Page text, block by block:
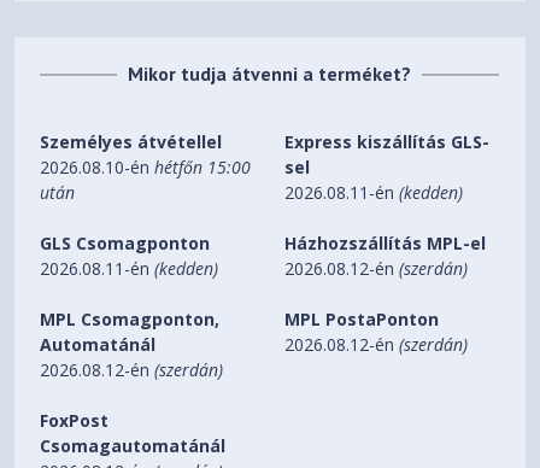
L2 és L2+ jellemzők
- Up to 8 aggregation groups,
containing 8 ports per group
- 802.1d STP
- 802.1w RSTP
- 802.1s MSTP
BPDU Filter, Root Protect
• Loopback Detection
- VLAN based
• Flow Control
Mikor tudja átvenni a terméket?
Személyes átvétellel
2026.08.10-énhétfőn 15:00
után
Express kiszállítás GLS-
sel
2026.08.11-én(kedden)
GLS Csomagponton
2026.08.11-én(kedden)
Házhozszállítás MPL-el
2026.08.12-én(szerdán)
MPL Csomagponton,
Automatánál
2026.08.12-én(szerdán)
MPL PostaPonton
2026.08.12-én(szerdán)
FoxPost
Csomagautomatánál